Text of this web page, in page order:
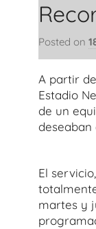
y
Posted on
A partir
Estadio
de un
deseaban
El
martes y